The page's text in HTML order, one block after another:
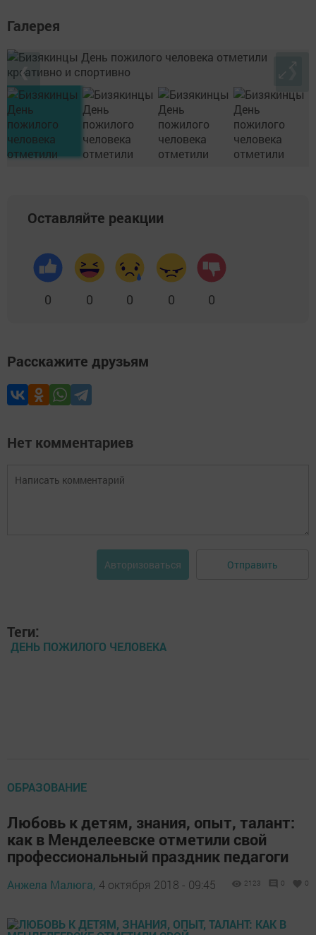
Галерея
❮ ❯
Оставляйте реакции
0 0 0 0 0
Расскажите друзьям
Нет комментариев
Авторизоваться Отправить
Теги:
ДЕНЬ ПОЖИЛОГО ЧЕЛОВЕКА
ОБРАЗОВАНИЕ
Любовь к детям, знания, опыт, талант:
как в Менделеевске отметили свой
профессиональный праздник педагоги
Анжела Малюга, 4 октября 2018 - 09:45 2123 0 0